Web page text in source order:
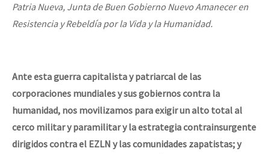
Patria Nueva, Junta de Buen Gobierno Nuevo Amanecer en
Resistencia y Rebeldía por la Vida y la Humanidad.
Ante esta guerra capitalista y patriarcal de las
corporaciones mundiales y sus gobiernos contra la
humanidad, nos movilizamos para exigir un alto total al
cerco militar y paramilitar y la estrategia contrainsurgente
dirigidos contra el EZLN y las comunidades zapatistas; y